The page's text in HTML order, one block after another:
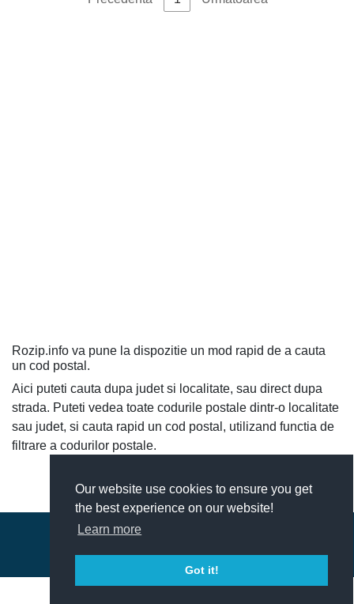
Our website use cookies to ensure you get
the best experience on our website!
Learn more
Got it!
Rozip.info va pune la dispozitie un mod rapid de a cauta
un cod postal.
Aici puteti cauta dupa judet si localitate, sau direct dupa
strada. Puteti vedea toate codurile postale dintr-o localitate
sau judet, si cauta rapid un cod postal, utilizand functia de
filtrare a codurilor postale.
© 2018-2026 - ROZip.info Coduri Postale Romania
Contact|Termeni si conditii